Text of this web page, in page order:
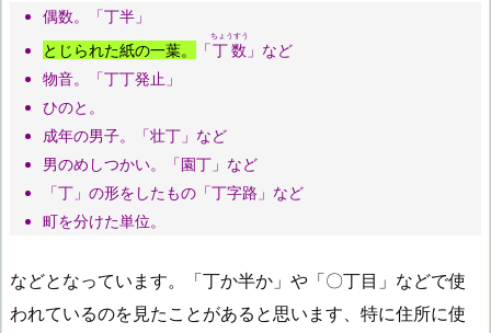
偶数。「丁半」
とじられた紙の一葉。
「丁数
ちょうすう
」など
物音。「丁丁発止」
ひのと。
成年の男子。「壮丁」など
男のめしつかい。「園丁」など
「丁」の形をしたもの「丁字路」など
町を分けた単位。
などとなっています。「丁か半か」や「〇丁目」などで使
われているのを見たことがあると思います、特に住所に使